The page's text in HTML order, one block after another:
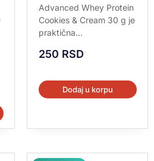
Ocenjeno sa
5.00
od 5
Advanced Whey Protein
Cookies & Cream 30 g je
praktična...
250 RSD
Dodaj u korpu